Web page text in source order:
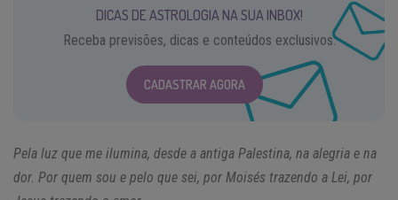
DICAS DE ASTROLOGIA NA SUA INBOX!
Receba previsões, dicas e conteúdos exclusivos.
CADASTRAR AGORA
Pela luz que me ilumina, desde a antiga Palestina, na alegria e na
dor. Por quem sou e pelo que sei, por Moisés trazendo a Lei, por